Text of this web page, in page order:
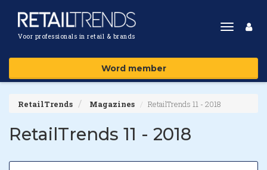
Voor professionals in retail & brands
Toggle
Word member
RetailTrends Magazines RetailTrends 11 - 2018
RetailTrends 11 - 2018